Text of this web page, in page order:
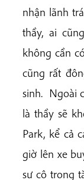
nhận lãnh
thầy, ai
không cần
cũng rất
sinh. Ngoài
là thầy sẽ
Park, kể cả
giờ lên xe
sư cô trong